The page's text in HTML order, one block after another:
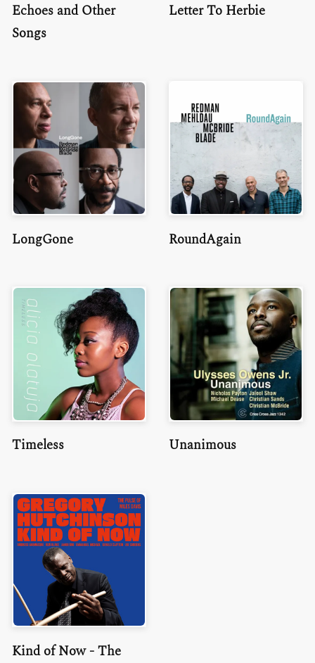
Echoes and Other
Songs
Letter To Herbie
LongGone RoundAgain
Timeless Unanimous
Kind of Now - The